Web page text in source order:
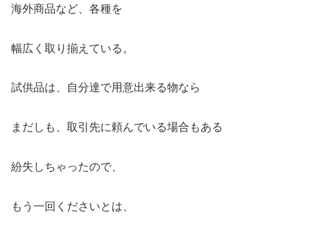
海外商品など、各種を
幅広く取り揃えている。
試供品は、自分達で用意出来る物なら
まだしも、取引先に頼んでいる場合もある
紛失しちゃったので、
もう一回くださいとは、